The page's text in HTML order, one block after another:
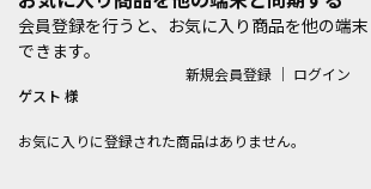
会員登録を行うと、お気に入り商品を他の端
できます。
新規会員登録 ｜ ログイン
ゲスト 様
お気に入りに登録された商品はありません。